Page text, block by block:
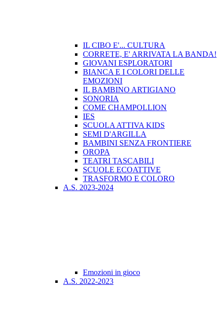
IL CIBO E'... CULTURA
CORRETE, E' ARRIVATA LA BANDA!
GIOVANI ESPLORATORI
BIANCA E I COLORI DELLE
EMOZIONI
IL BAMBINO ARTIGIANO
SONORIA
COME CHAMPOLLION
IES
SCUOLA ATTIVA KIDS
SEMI D'ARGILLA
BAMBINI SENZA FRONTIERE
OROPA
TEATRI TASCABILI
SCUOLE ECOATTIVE
TRASFORMO E COLORO
A.S. 2023-2024
Emozioni in gioco
A.S. 2022-2023